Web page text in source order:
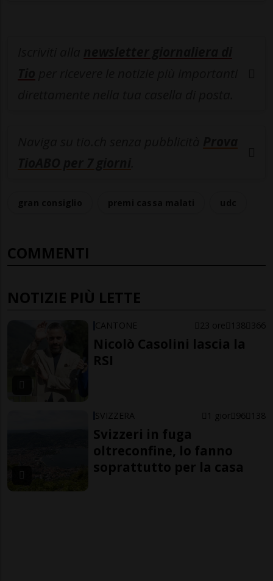
COMMENTI
NOTIZIE PIÙ LETTE
CANTONE 23 ore 138 366
Nicolò Casolini lascia la
RSI
SVIZZERA 1 gior 96 138
Svizzeri in fuga
oltreconfine, lo fanno
soprattutto per la casa